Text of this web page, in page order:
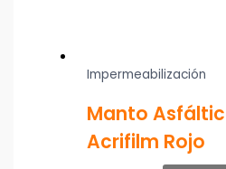
Impermeabilización
Manto
Acrifilm Rojo